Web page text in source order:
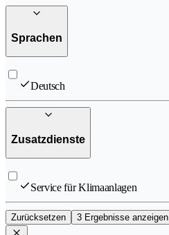
Sprachen
Deutsch
Zusatzdienste
Service für Klimaanlagen
Zurücksetzen 3 Ergebnisse anzeigen